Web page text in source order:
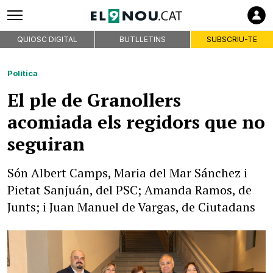
QUIOSC DIGITAL BUTLLETINS SUBSCRIU-TE
Política
El ple de Granollers
acomiada els regidors que no
seguiran
Són Albert Camps, Maria del Mar Sánchez i
Pietat Sanjuán, del PSC; Amanda Ramos, de
Junts; i Juan Manuel de Vargas, de Ciutadans